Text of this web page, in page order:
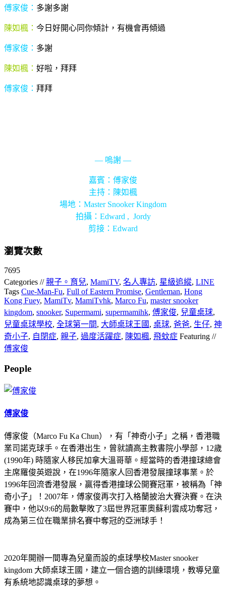
傅家俊： 多謝多謝
陳如楓： 今日好開心同你傾計，有機會再傾過
傅家俊： 多謝
陳如楓： 好啦，拜拜
傅家俊： 拜拜
— 嗚謝 —
嘉賓：傅家俊
主持：陳如楓
場地：Master Snooker Kingdom
拍攝：Edward , Jordy
剪接：Edward
瀏覽次數
7695
Categories //親子。育兒, MamiTV, 名人專訪, 星級追縱, LINE
Tags Cue-Man-Fu, Full of Eastern Promise, Gentleman, Hong
Kong Fuey, MamiTv, MamiTvhk, Marco Fu, master snooker
kingdom, snooker, Supermami, supermamihk, 傅家俊, 兒童桌球,
兒童桌球學校, 全球第一間, 大師桌球王國 , 桌球, 爸爸, 生仔, 神
奇小子, 自閉症, 親子, 過度活躍症, 陳如楓, 飛蚊症 Featuring //
傅家俊
People
傅家俊
傅家俊（Marco Fu Ka Chun），有「神奇小子」之稱，香港職
業司諾克球手。在香港出生，曾就讀高主教書院小學部，12歲
(1990年) 時隨家人移民加拿大溫哥華。經當時的香港撞球總會
主席羅俊英遊說，在1996年隨家人回香港發展撞球事業。於
1996年回流香港發展，贏得香港撞球公開賽冠軍，被稱為「神
奇小子」！2007年，傅家俊再次打入格蘭披治大賽決賽。在決
賽中，他以9:6的局數擊敗了3屆世界冠軍奧蘇利雲成功奪冠，
成為第三位在職業排名賽中奪冠的亞洲球手！
2020年開辦一間專為兒童而設的桌球學校Master snooker
kingdom 大師桌球王國，建立一個合適的訓練環境，教導兒童
有系統地認識桌球的夢想。